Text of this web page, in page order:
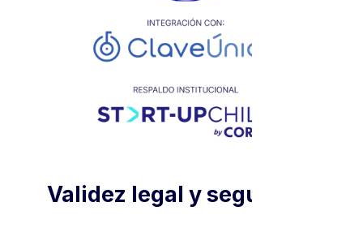
Validez legal y seguridad